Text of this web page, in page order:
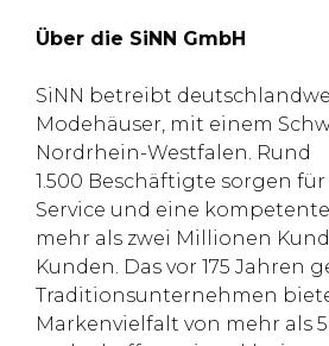
Über die SiNN GmbH
SiNN betreibt
Modehäuser, mit einem
Nordrhein-Westfalen. Rund
1.500 Beschäftigte sorgen
Service und eine
mehr als zwei Millionen
Kunden. Das vor 175 Jahren
Traditionsunternehmen
Markenvielfalt von mehr als